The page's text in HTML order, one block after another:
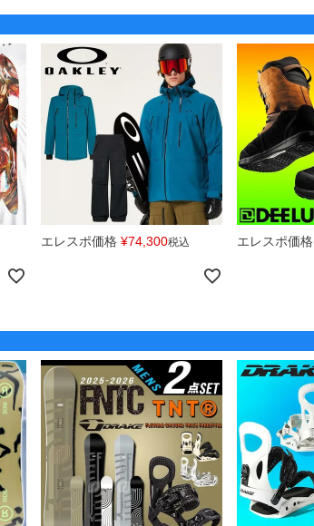
エレスポ価格 ¥74,300税込 エレスポ価格